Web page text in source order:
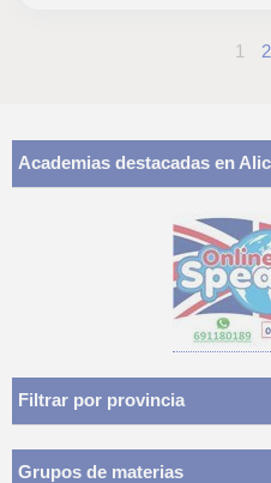
Certificate Proficiency in
Administración, Otras
Matemáticas aplicadas,
Problemas de
Dirección financiera
1 2
Academias destacadas en
Filtrar por provincia
Grupos de materias